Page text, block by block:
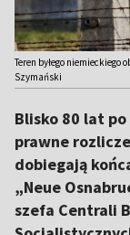
Teren byłego
Szymański
Blisko 80 lat
prawne
dobiegają
„Neue
szefa Centrali